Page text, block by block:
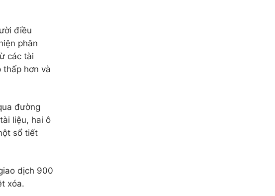
điều
phân
các tài
thấp hơn và
đường
liệu, hai ô
sổ tiết
dịch 900
xóa.